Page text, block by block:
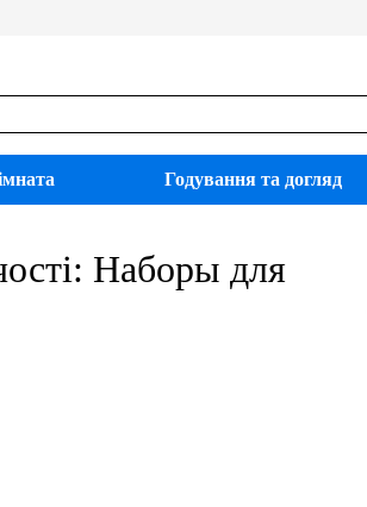
Годування та догляд
Наборы для